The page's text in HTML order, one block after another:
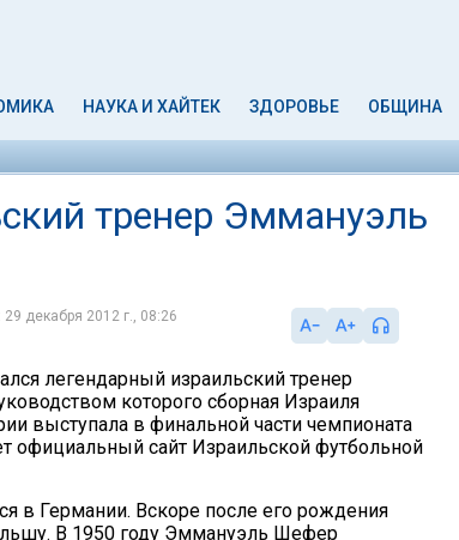
НАУКА И ХАЙТЕК ЗДОРОВЬЕ ОБЩИНА
тренер Эммануэль
декабря 2012 г., 08:26
легендарный израильский тренер
которого сборная Израиля
выступала в финальной части чемпионата
официальный сайт Израильской футбольной
в Германии. Вскоре после его рождения
В 1950 году Эммануэль Шефер